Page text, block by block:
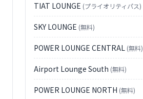
TIAT LOUNGE (プライオリティパス)
SKY LOUNGE (無料)
POWER LOUNGE CENTRAL (無料)
Airport Lounge South (無料)
POWER LOUNGE NORTH (無料)